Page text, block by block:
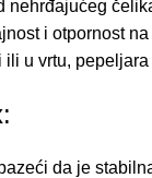
nehrđajućeg
i otpornost
u vrtu,
da je